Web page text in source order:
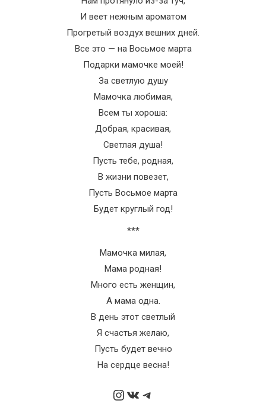
И веет нежным ароматом
Прогретый воздух вешних дней.
Все это — на Восьмое марта
Подарки мамочке моей!
За светлую душу
Мамочка любимая,
Всем ты хороша:
Добрая, красивая,
Светлая душа!
Пусть тебе, родная,
В жизни повезет,
Пусть Восьмое марта
Будет круглый год!
***
Мамочка милая,
Мама родная!
Много есть женщин,
А мама одна.
В день этот светлый
Я счастья желаю,
Пусть будет вечно
На сердце весна!
Instagram
ВКонтакте
Telegram